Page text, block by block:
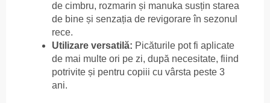
de cimbru, rozmarin și manuka susțin starea
de bine și senzația de revigorare în sezonul
rece.
Utilizare versatilă: Picăturile pot fi aplicate
de mai multe ori pe zi, după necesitate, fiind
potrivite și pentru copiii cu vârsta peste 3
ani.